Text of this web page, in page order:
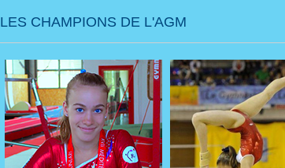
LES CHAMPIONS DE L'AGM